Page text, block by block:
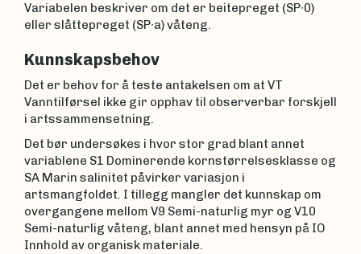
Variabelen beskriver om det er beitepreget (SP∙0)
eller slåttepreget (SP∙a) våteng.
Kunnskapsbehov
Det er behov for å teste antakelsen om at VT
Vanntilførsel ikke gir opphav til observerbar forskjell
i artssammensetning.
Det bør undersøkes i hvor stor grad blant annet
variablene S1 Dominerende kornstørrelsesklasse og
SA Marin salinitet påvirker variasjon i
artsmangfoldet. I tillegg mangler det kunnskap om
overgangene mellom V9 Semi-naturlig myr og V10
Semi-naturlig våteng, blant annet med hensyn på IO
Innhold av organisk materiale.